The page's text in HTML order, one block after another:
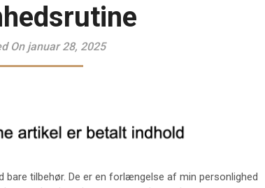
On januar 28, 2025
tilbehør. De er en forlængelse af min personlighed